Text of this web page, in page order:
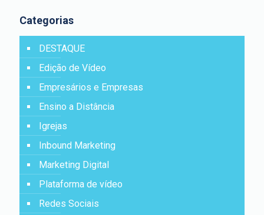
Categorias
DESTAQUE
Edição de Vídeo
Empresários e Empresas
Ensino a Distância
Igrejas
Inbound Marketing
Marketing Digital
Plataforma de vídeo
Redes Sociais